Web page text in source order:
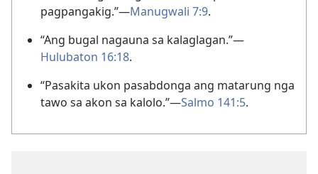
pagpangakig.”—Manugwali 7:9.
“Ang bugal nagauna sa kalaglagan.”—
Hulubaton 16:18.
“Pasakita ukon pasabdonga ang matarung nga
tawo sa akon sa kalolo.”—Salmo 141:5.